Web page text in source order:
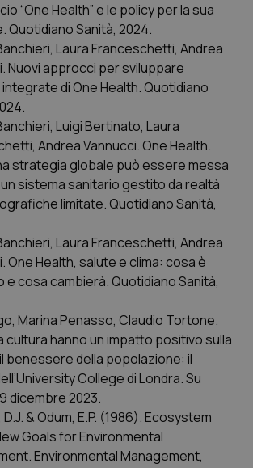
“One Health” e le policy per la sua
Quotidiano Sanità, 2024.
Laura Franceschetti, Andrea
Nuovi approcci per sviluppare
di One Health. Quotidiano
Luigi Bertinato, Laura
Andrea Vannucci. One Health.
strategia globale può essere messa
sistema sanitario gestito da realtà
limitate. Quotidiano Sanità,
Laura Franceschetti, Andrea
One Health, salute e clima: cosa è
e cosa cambierà. Quotidiano Sanità,
Marina Penasso, Claudio Tortone.
cultura hanno un impatto positivo sulla
benessere della popolazione: il
College di Londra. Su
dicembre 2023.
& Odum, E.P. (1986). Ecosystem
Goals for Environmental
Environmental Management,